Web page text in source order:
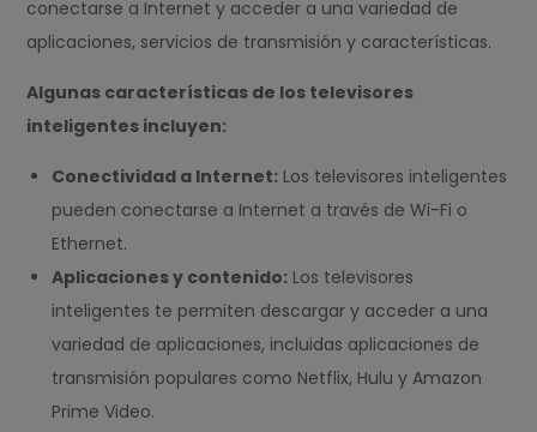
conectarse a Internet y acceder a una variedad de
aplicaciones, servicios de transmisión y características.
Algunas características de los televisores
inteligentes incluyen:
Conectividad a Internet: Los televisores inteligentes
pueden conectarse a Internet a través de Wi-Fi o
Ethernet.
Aplicaciones y contenido: Los televisores
inteligentes te permiten descargar y acceder a una
variedad de aplicaciones, incluidas aplicaciones de
transmisión populares como Netflix, Hulu y Amazon
Prime Video.